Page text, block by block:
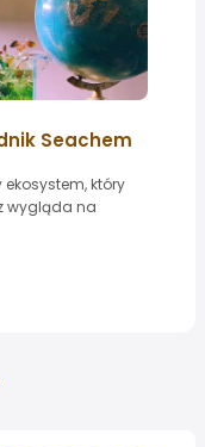
Seachem
który
wygląda na